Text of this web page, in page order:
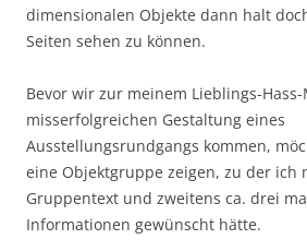
dimensionalen Objekte dann halt
Seiten sehen zu können.
Bevor wir zur meinem Lieblings-
misserfolgreichen Gestaltung eines
Ausstellungsrundgangs kommen,
eine Objektgruppe zeigen, zu der ich
Gruppentext und zweitens ca. drei
Informationen gewünscht hätte.